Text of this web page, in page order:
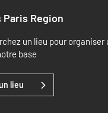
Region
un lieu pour
base
lieu